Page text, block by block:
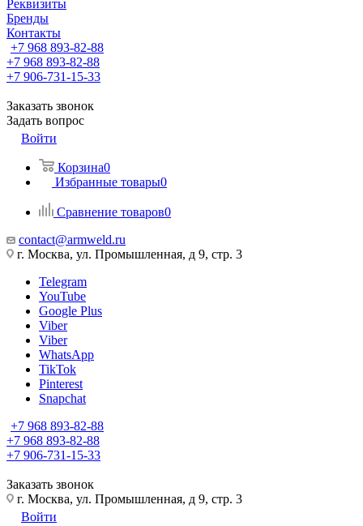
Реквизиты
Бренды
Контакты
+7 968 893-82-88
+7 968 893-82-88
+7 906-731-15-33
Заказать звонок
Задать вопрос
Войти
Корзина0
Избранные товары0
Сравнение товаров0
contact@armweld.ru
г. Москва, ул. Промышленная, д 9, стр. 3
Telegram
YouTube
Google Plus
Viber
Viber
WhatsApp
TikTok
Pinterest
Snapchat
+7 968 893-82-88
+7 968 893-82-88
+7 906-731-15-33
Заказать звонок
г. Москва, ул. Промышленная, д 9, стр. 3
Войти